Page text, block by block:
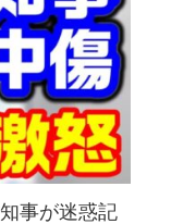
事が迷惑記